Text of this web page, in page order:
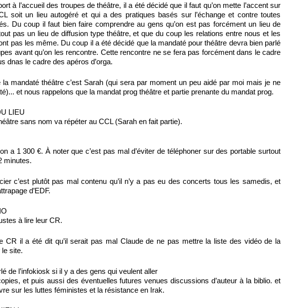
à l’accueil des troupes de théâtre, il a été décidé que il faut qu’on mette l’accent sur
soit un lieu autogéré et qui a des pratiques basés sur l’échange et contre toutes
Du coup il faut bien faire comprendre au gens qu’on est pas forcément un lieu de
pas un lieu de diffusion type théâtre, et que du coup les relations entre nous et les
pas les même. Du coup il a été décidé que la mandaté pour théâtre devra bien parlé
avant qu’on les rencontre. Cette rencontre ne se fera pas forcément dans le cadre
dnas le cadre des apéros d’orga.
la mandaté théâtre c’est Sarah (qui sera par moment un peu aidé par moi mais je ne
et nous rappelons que la mandat prog théâtre et partie prenante du mandat prog.
LIEU
sans nom va répéter au CCL (Sarah en fait partie).
a 1 300 €. À noter que c’est pas mal d’éviter de téléphoner sur des portable surtout
minutes.
c’est plutôt pas mal contenu qu’il n’y a pas eu des concerts tous les samedis, et
d’EDF.
à lire leur CR.
CR il a été dit qu’il serait pas mal Claude de ne pas mettre la liste des vidéo de la
site.
de l’infokiosk si il y a des gens qui veulent aller
et puis aussi des éventuelles futures venues discussions d’auteur à la biblio. et
sur les luttes féministes et la résistance en Irak.